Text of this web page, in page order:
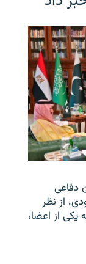
دفاعی
از نظر
به یکی از اعضا،